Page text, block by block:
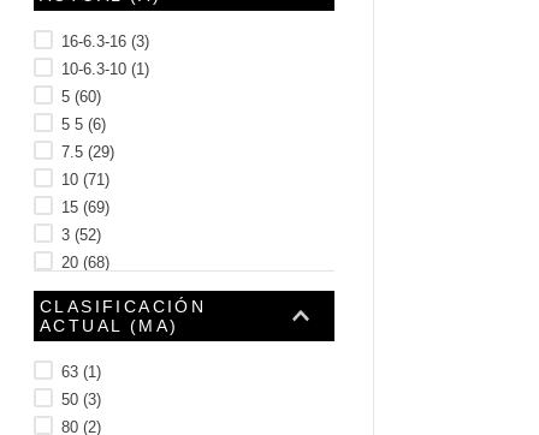
16-6.3-16 (3)
10-6.3-10 (1)
5 (60)
5 5 (6)
7.5 (29)
10 (71)
15 (69)
3 (52)
20 (68)
25 (79)
Mostrar 74 más
CLASIFICACIÓN
ACTUAL (MA)
63 (1)
50 (3)
80 (2)